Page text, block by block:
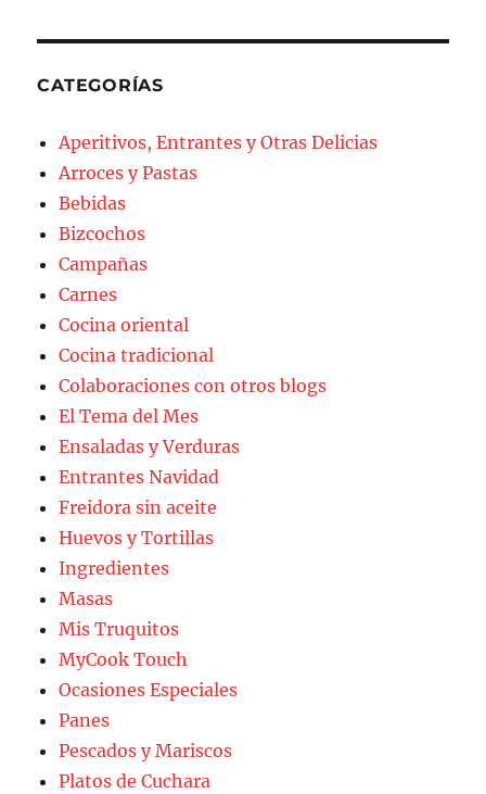
CATEGORÍAS
Aperitivos, Entrantes y Otras Delicias
Arroces y Pastas
Bebidas
Bizcochos
Campañas
Carnes
Cocina oriental
Cocina tradicional
Colaboraciones con otros blogs
El Tema del Mes
Ensaladas y Verduras
Entrantes Navidad
Freidora sin aceite
Huevos y Tortillas
Ingredientes
Masas
Mis Truquitos
MyCook Touch
Ocasiones Especiales
Panes
Pescados y Mariscos
Platos de Cuchara